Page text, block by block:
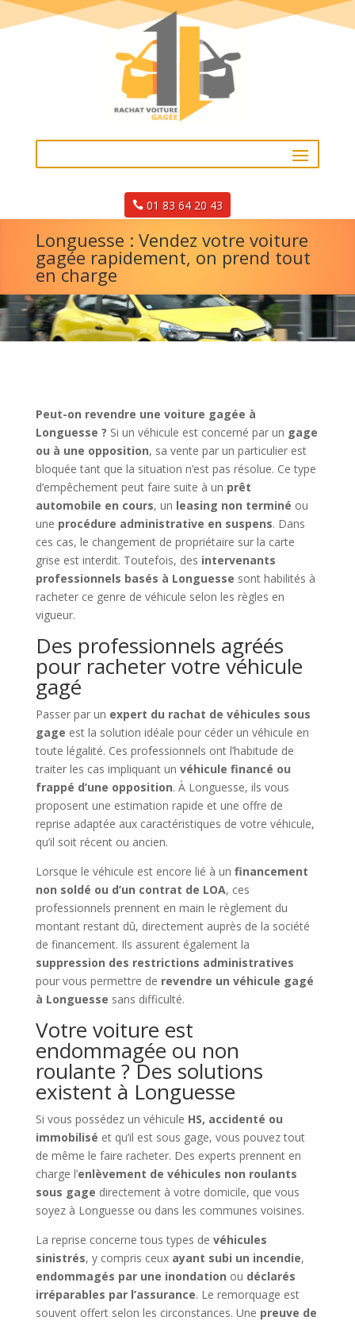
01 83 64 20 43
Longuesse : Vendez votre voiture
gagée rapidement, on prend tout
en charge
Peut-on revendre une voiture gagée à
Longuesse ? Si un véhicule est concerné par un gage
ou à une opposition, sa vente par un particulier est
bloquée tant que la situation n’est pas résolue. Ce type
d’empêchement peut faire suite à un prêt
automobile en cours, un leasing non terminé ou
une procédure administrative en suspens. Dans
ces cas, le changement de propriétaire sur la carte
grise est interdit. Toutefois, des intervenants
professionnels basés à Longuesse sont habilités à
racheter ce genre de véhicule selon les règles en
vigueur.
Des professionnels agréés
pour racheter votre véhicule
gagé
Passer par un expert du rachat de véhicules sous
gage est la solution idéale pour céder un véhicule en
toute légalité. Ces professionnels ont l’habitude de
traiter les cas impliquant un véhicule financé ou
frappé d’une opposition. À Longuesse, ils vous
proposent une estimation rapide et une offre de
reprise adaptée aux caractéristiques de votre véhicule,
qu’il soit récent ou ancien.
Lorsque le véhicule est encore lié à un financement
non soldé ou d’un contrat de LOA, ces
professionnels prennent en main le règlement du
montant restant dû, directement auprès de la société
de financement. Ils assurent également la
suppression des restrictions administratives
pour vous permettre de revendre un véhicule gagé
à Longuesse sans difficulté.
Votre voiture est
endommagée ou non
roulante ? Des solutions
existent à Longuesse
Si vous possédez un véhicule HS, accidenté ou
immobilisé et qu’il est sous gage, vous pouvez tout
de même le faire racheter. Des experts prennent en
charge l’enlèvement de véhicules non roulants
sous gage directement à votre domicile, que vous
soyez à Longuesse ou dans les communes voisines.
La reprise concerne tous types de véhicules
sinistrés, y compris ceux ayant subi un incendie,
endommagés par une inondation ou déclarés
irréparables par l’assurance. Le remorquage est
souvent offert selon les circonstances. Une preuve de